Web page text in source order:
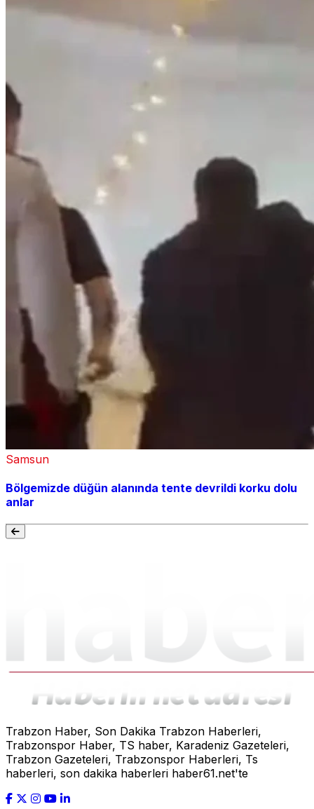
Samsun
Bölgemizde düğün alanında tente devrildi korku dolu
anlar
Trabzon Haber, Son Dakika Trabzon Haberleri,
Trabzonspor Haber, TS haber, Karadeniz Gazeteleri,
Trabzon Gazeteleri, Trabzonspor Haberleri, Ts
haberleri, son dakika haberleri haber61.net'te